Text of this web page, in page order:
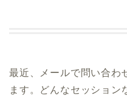
最近、メールで問い合わ
ます。どんなセッション